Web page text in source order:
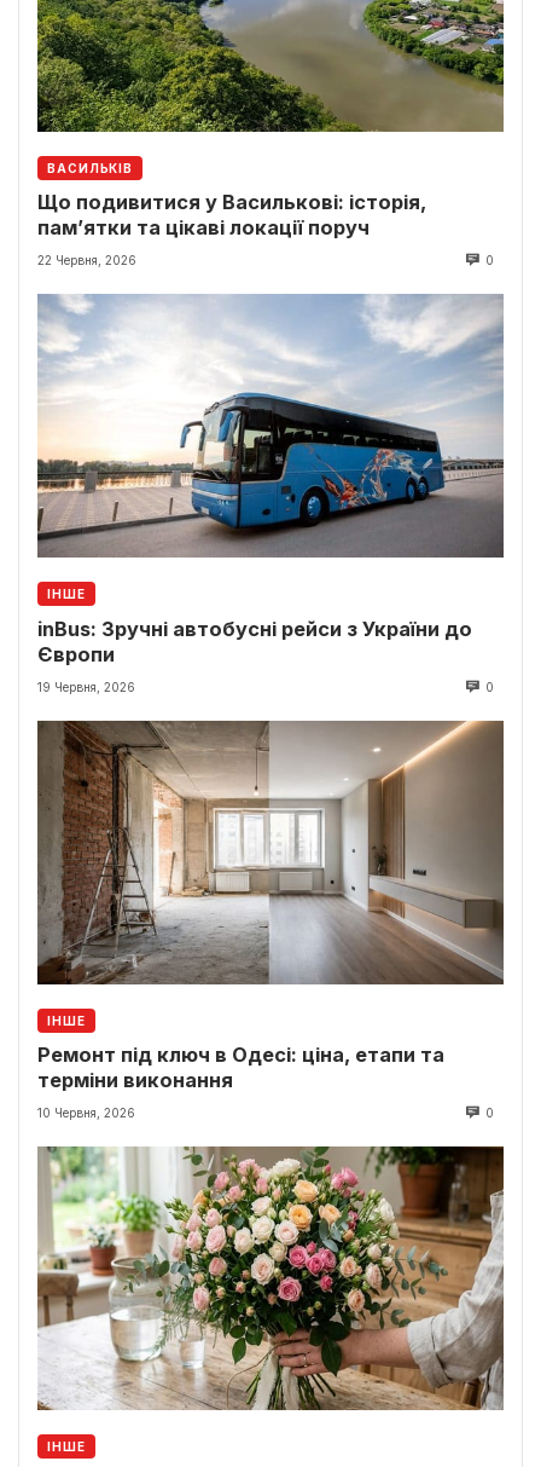
ВАСИЛЬКІВ
Що подивитися у Василькові: історія,
пам’ятки та цікаві локації поруч
22 Червня, 2026 0
ІНШЕ
inBus: Зручні автобусні рейси з України до
Європи
19 Червня, 2026 0
ІНШЕ
Ремонт під ключ в Одесі: ціна, етапи та
терміни виконання
10 Червня, 2026 0
ІНШЕ